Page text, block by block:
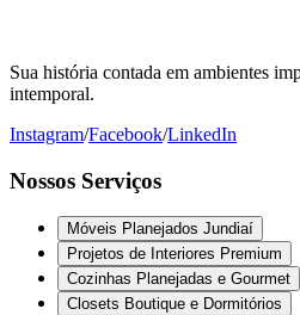
Sua história contada em ambientes
intemporal.
Instagram/Facebook/LinkedIn
Nossos Serviços
Móveis Planejados Jundiaí
Projetos de Interiores Premium
Cozinhas Planejadas e Gourmet
Closets Boutique e Dormitórios